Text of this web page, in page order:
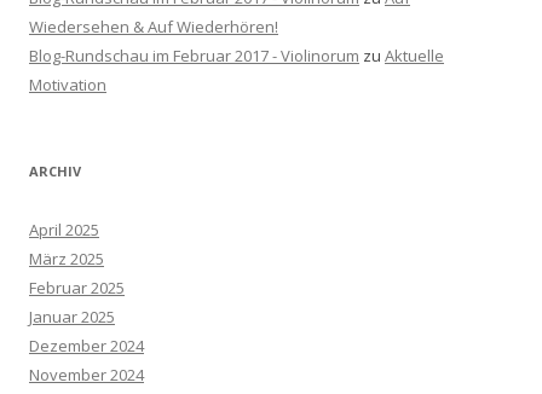
Wiedersehen & Auf Wiederhören!
Blog-Rundschau im Februar 2017 - Violinorum zu Aktuelle
Motivation
ARCHIV
April 2025
März 2025
Februar 2025
Januar 2025
Dezember 2024
November 2024